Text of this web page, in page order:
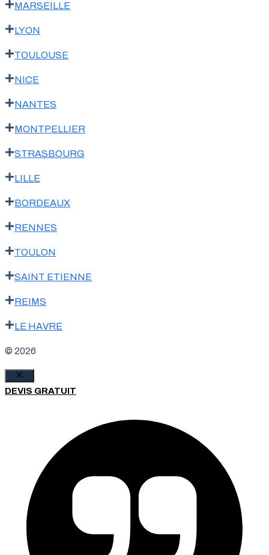
MARSEILLE
LYON
TOULOUSE
NICE
NANTES
MONTPELLIER
STRASBOURG
LILLE
BORDEAUX
RENNES
TOULON
SAINT ETIENNE
REIMS
LE HAVRE
© 2026
Fermer
DEVIS GRATUIT